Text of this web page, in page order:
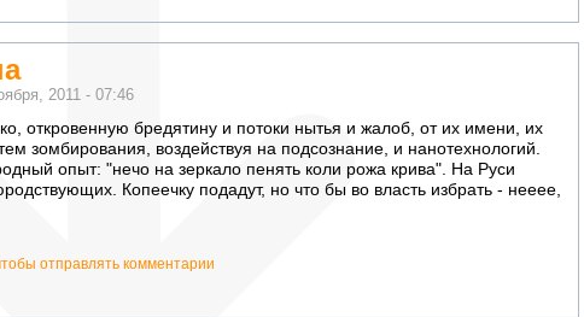
2011 - 07:46
откровенную бредятину и потоки нытья и жалоб, от их имени, их
зомбирования, воздействуя на подсознание, и нанотехнологий.
опыт: "нечо на зеркало пенять коли рожа крива". На Руси
Копеечку подадут, но что бы во власть избрать - нееее,
отправлять комментарии